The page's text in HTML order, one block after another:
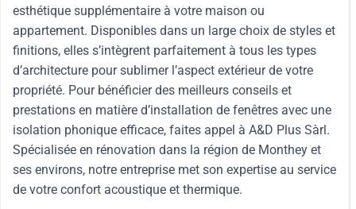
esthétique supplémentaire à votre maison ou
appartement. Disponibles dans un large choix de styles et
finitions, elles s’intègrent parfaitement à tous les types
d’architecture pour sublimer l’aspect extérieur de votre
propriété. Pour bénéficier des meilleurs conseils et
prestations en matière d’installation de fenêtres avec une
isolation phonique efficace, faites appel à A&D Plus Sàrl.
Spécialisée en rénovation dans la région de Monthey et
ses environs, notre entreprise met son expertise au service
de votre confort acoustique et thermique.